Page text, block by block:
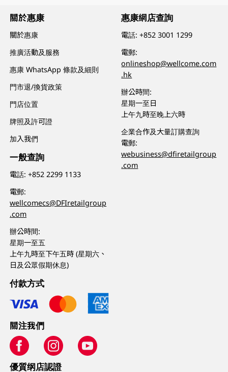
關於惠康
關於惠康
推廣活動及服務
惠康 WhatsApp 條款及細則
門市退/換貨政策
門店位置
牌照及許可證
加入我們
一般查詢
電話:+852 2299 1133
電郵:
wellcomecs@DFIretailgroup
.com
辦公時間:
星期一至五
上午九時至下午五時 (星期六、
日及公眾假期休息)
惠康網店查詢
電話:+852 3001 1299
電郵:
onlineshop@wellcome.com
.hk
辦公時間:
星期一至日
上午九時至晚上六時
企業合作及大量訂購查詢
電郵:
webusiness@dfiretailgroup
.com
付款方式
關注我們
優質纲店認證